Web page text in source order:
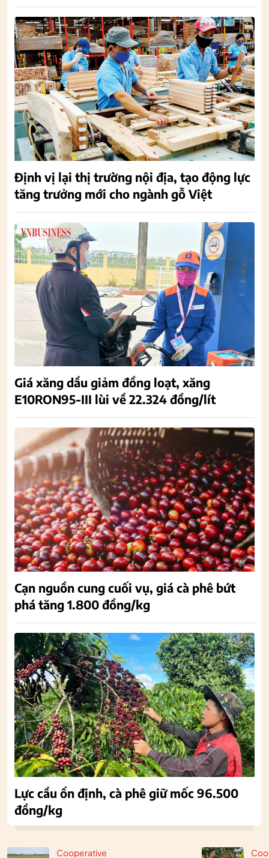
Cooperative
Định vị lại thị trường nội địa, tạo động lực
tăng trưởng mới cho ngành gỗ Việt
Giá xăng dầu giảm đồng loạt, xăng
E10RON95-III lùi về 22.324 đồng/lít
Cạn nguồn cung cuối vụ, giá cà phê bứt
phá tăng 1.800 đồng/kg
Lực cầu ổn định, cà phê giữ mốc 96.500
đồng/kg